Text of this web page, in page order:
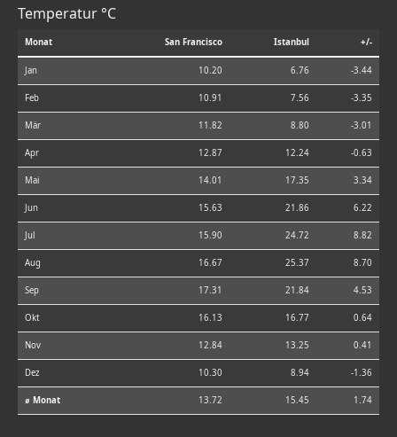
Temperatur °C
Monat San Francisco Istanbul +/-
Jan 10.20 6.76 -3.44
Feb 10.91 7.56 -3.35
Mär 11.82 8.80 -3.01
Apr 12.87 12.24 -0.63
Mai 14.01 17.35 3.34
Jun 15.63 21.86 6.22
Jul 15.90 24.72 8.82
Aug 16.67 25.37 8.70
Sep 17.31 21.84 4.53
Okt 16.13 16.77 0.64
Nov 12.84 13.25 0.41
Dez 10.30 8.94 -1.36
⌀ Monat 13.72 15.45 1.74